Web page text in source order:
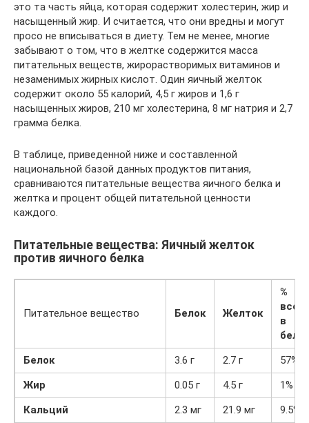
это та часть яйца, которая содержит холестерин, жир и
насыщенный жир. И считается, что они вредны и могут
просо не вписываться в диету. Тем не менее, многие
забывают о том, что в желтке содержится масса
питательных веществ, жирорастворимых витаминов и
незаменимых жирных кислот. Один яичный желток
содержит около 55 калорий, 4,5 г жиров и 1,6 г
насыщенных жиров, 210 мг холестерина, 8 мг натрия и 2,7
грамма белка.
В таблице, приведенной ниже и составленной
национальной базой данных продуктов питания,
сравниваются питательные вещества яичного белка и
желтка и процент общей питательной ценности
каждого.
Питательные вещества: Яичный желток
против яичного белка
Питательное вещество Белок Желток
%
всего
в
Белок
3.6 г 2.7 г
57%
Жир
0.05 г 4.5 г
1%
Кальций
2.3 мг 21.9 мг
9.5%